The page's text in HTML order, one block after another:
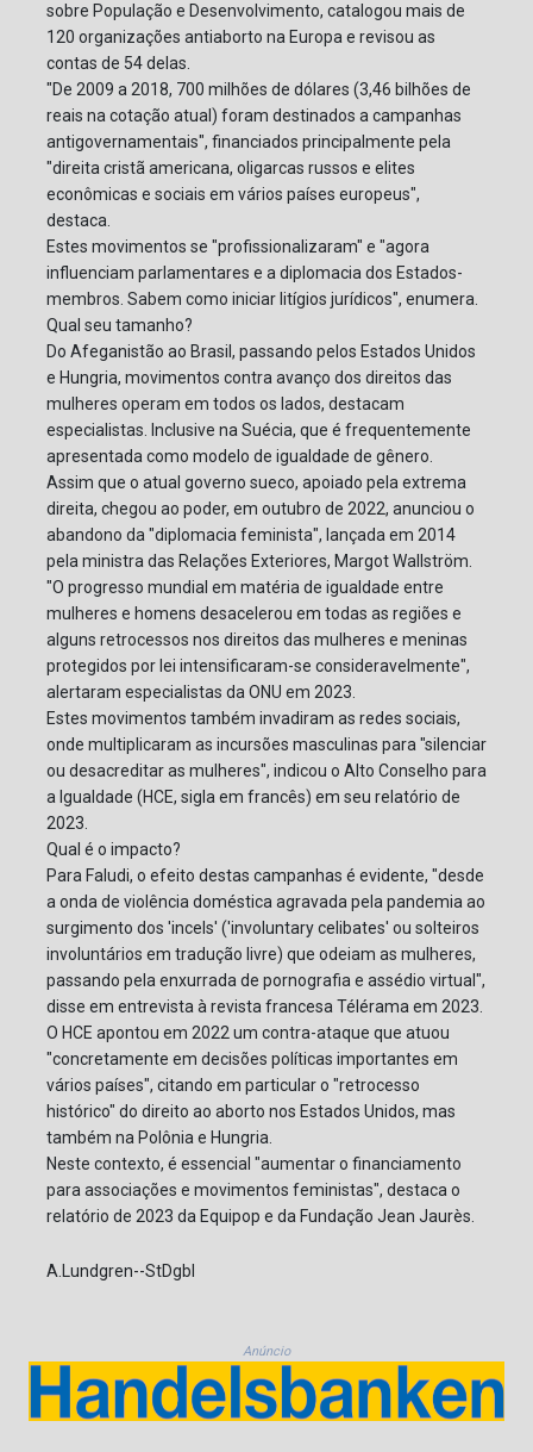
sobre População e Desenvolvimento, catalogou mais de
120 organizações antiaborto na Europa e revisou as
contas de 54 delas.
"De 2009 a 2018, 700 milhões de dólares (3,46 bilhões de
reais na cotação atual) foram destinados a campanhas
antigovernamentais", financiados principalmente pela
"direita cristã americana, oligarcas russos e elites
econômicas e sociais em vários países europeus",
destaca.
Estes movimentos se "profissionalizaram" e "agora
influenciam parlamentares e a diplomacia dos Estados-
membros. Sabem como iniciar litígios jurídicos", enumera.
Qual seu tamanho?
Do Afeganistão ao Brasil, passando pelos Estados Unidos
e Hungria, movimentos contra avanço dos direitos das
mulheres operam em todos os lados, destacam
especialistas. Inclusive na Suécia, que é frequentemente
apresentada como modelo de igualdade de gênero.
Assim que o atual governo sueco, apoiado pela extrema
direita, chegou ao poder, em outubro de 2022, anunciou o
abandono da "diplomacia feminista", lançada em 2014
pela ministra das Relações Exteriores, Margot Wallström.
"O progresso mundial em matéria de igualdade entre
mulheres e homens desacelerou em todas as regiões e
alguns retrocessos nos direitos das mulheres e meninas
protegidos por lei intensificaram-se consideravelmente",
alertaram especialistas da ONU em 2023.
Estes movimentos também invadiram as redes sociais,
onde multiplicaram as incursões masculinas para "silenciar
ou desacreditar as mulheres", indicou o Alto Conselho para
a Igualdade (HCE, sigla em francês) em seu relatório de
2023.
Qual é o impacto?
Para Faludi, o efeito destas campanhas é evidente, "desde
a onda de violência doméstica agravada pela pandemia ao
surgimento dos 'incels' ('involuntary celibates' ou solteiros
involuntários em tradução livre) que odeiam as mulheres,
passando pela enxurrada de pornografia e assédio virtual",
disse em entrevista à revista francesa Télérama em 2023.
O HCE apontou em 2022 um contra-ataque que atuou
"concretamente em decisões políticas importantes em
vários países", citando em particular o "retrocesso
histórico" do direito ao aborto nos Estados Unidos, mas
também na Polônia e Hungria.
Neste contexto, é essencial "aumentar o financiamento
para associações e movimentos feministas", destaca o
relatório de 2023 da Equipop e da Fundação Jean Jaurès.
A.Lundgren--StDgbl
Anúncio